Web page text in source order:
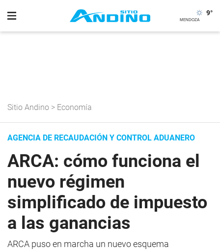
9°
Sitio Andino > Economía
AGENCIA DE RECAUDACIÓN Y CONTROL ADUANERO
ARCA: cómo funciona el
nuevo régimen
simplificado de impuesto
a las ganancias
ARCA puso en marcha un nuevo esquema